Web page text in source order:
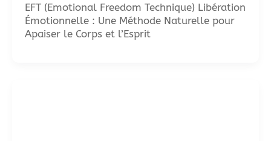
EFT (Emotional Freedom Technique) Libération
Émotionnelle : Une Méthode Naturelle pour
Apaiser le Corps et l’Esprit